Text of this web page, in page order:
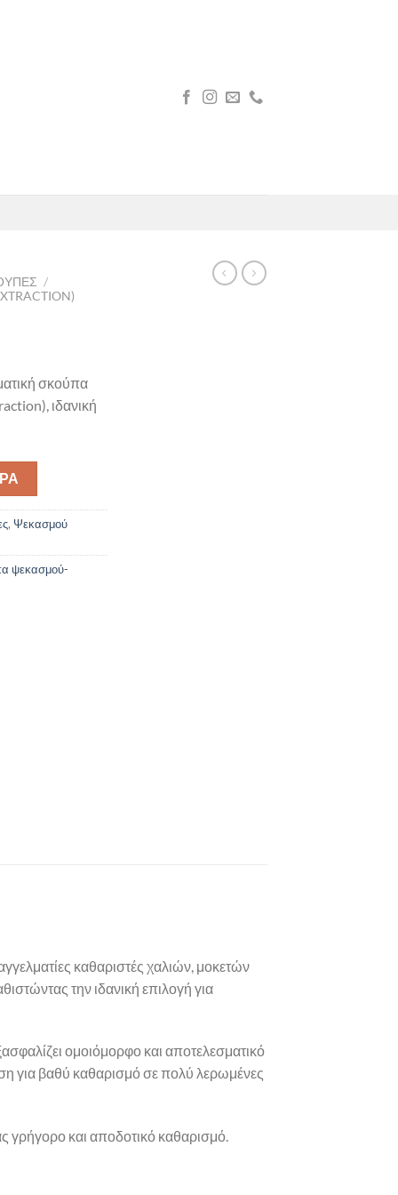
/
σκούπα
ιδανική
, Ψεκασμού
ψεκασμού-
καθαριστές χαλιών, μοκετών
την ιδανική επιλογή για
ομοιόμορφο και αποτελεσματικό
για βαθύ καθαρισμό σε πολύ λερωμένες
γρήγορο και αποδοτικό καθαρισμό.